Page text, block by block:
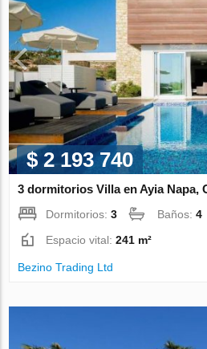
$ 2 193 740
3 dormitorios Villa en Ayia Napa,
Dormitorios:3 Baños:4
Espacio vital:241 m²
Bezino Trading Ltd